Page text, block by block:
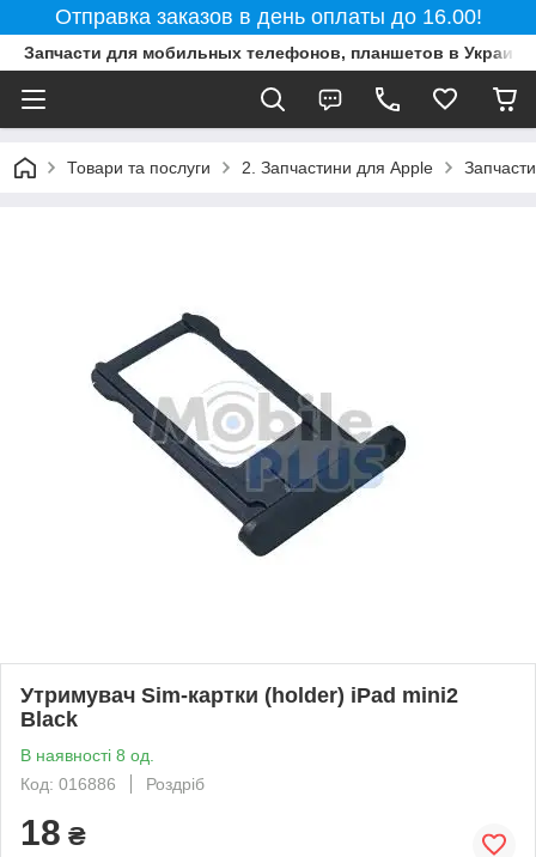
Отправка заказов в день оплаты до 16.00!
Запчасти для мобильных телефонов, планшетов в
Товари та послуги 2. Запчастини для Apple
Утримувач Sim-картки (holder) iPad mini2
Black
В наявності 8 од.
Код: 016886
Роздріб
18 ₴